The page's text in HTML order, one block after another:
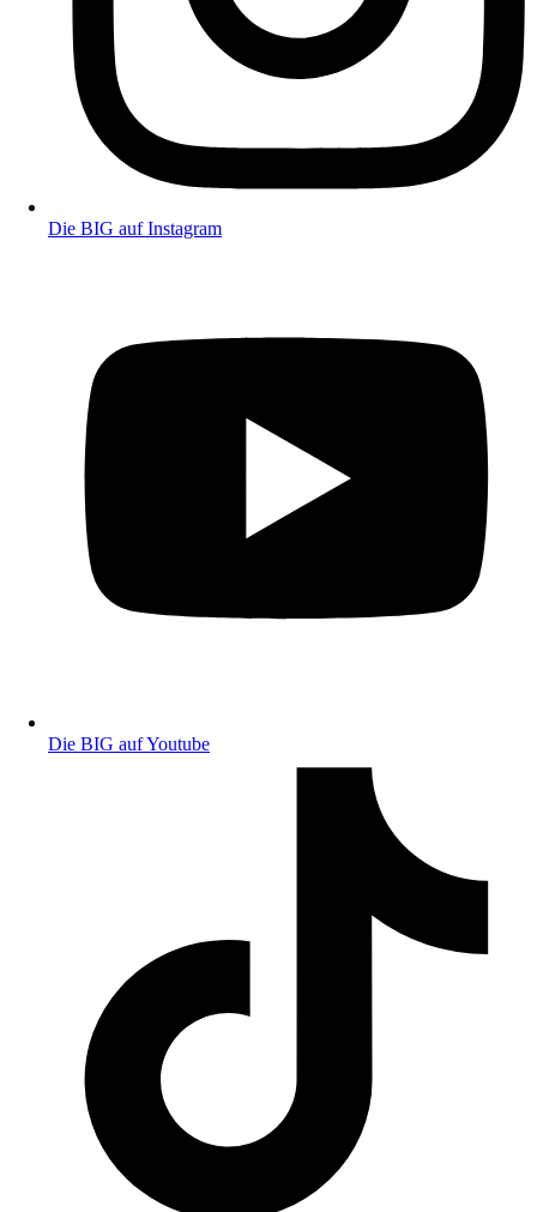
Die BIG auf Instagram
Die BIG auf Youtube